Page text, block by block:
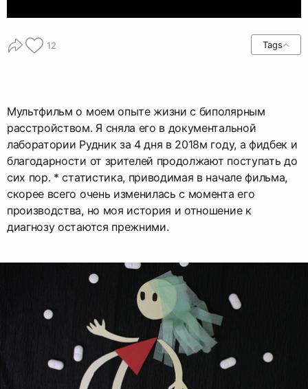
12 Tags
Мультфильм о моем опыте жизни с биполярным
расстройством. Я сняла его в документальной
лаборатории Рудник за 4 дня в 2018м году, а фидбек и
благодарности от зрителей продолжают поступать до
сих пор. * статистика, приводимая в начале фильма,
скорее всего очень изменилась с момента его
производства, но моя история и отношение к
диагнозу остаются прежними.